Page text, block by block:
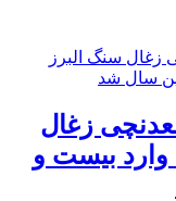
شدن ۲۰ معدنچی زغال
وارد بیست و